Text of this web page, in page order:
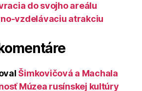
do svojho areálu
vzdelávaciu atrakciu
Šimkovičová a Machala
Múzea rusínskej kultúry